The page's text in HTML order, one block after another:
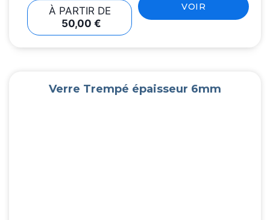
À PARTIR DE
50,00 €
VOIR
Verre Trempé épaisseur 6mm